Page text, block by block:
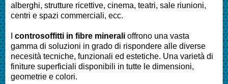
alberghi, strutture ricettive, cinema, teatri, sale riunioni,
centri e spazi commerciali, ecc.
controsoffitti in fibre minerali offrono una vasta
gamma di soluzioni in grado di rispondere alle diverse
necesità tecniche, funzionali ed estetiche. Una varietà di
finiture superficiali disponibili in tutte le dimensioni,
geometrie e colori.